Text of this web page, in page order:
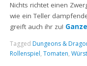
Nichts richtet einen
wie ein Teller
greift auch ihr zu!
Tagged Dungeons &
Rollenspiel,Tomaten,